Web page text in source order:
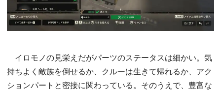
イロモノの見栄えだがパーツのステータスは細かい。気
持ちよく敵族を倒せるか、クルーは生きて帰れるか、アク
ションパートと密接に関わっている。そのうえで、豊富な